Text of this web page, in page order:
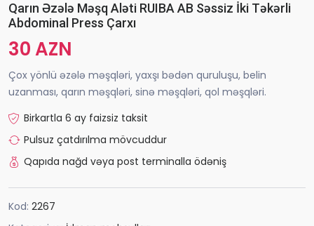
Qarın Əzələ Məşq Aləti RUIBA AB Səssiz İki Təkərli
Abdominal Press Çarxı
30 AZN
Çox yönlü əzələ məşqləri, yaxşı bədən quruluşu, belin
uzanması, qarın məşqləri, sinə məşqləri, qol məşqləri.
Birkartla 6 ay faizsiz taksit
Pulsuz çatdırılma mövcuddur
Qapıda nağd vəya post terminalla ödəniş
Kod: 2267